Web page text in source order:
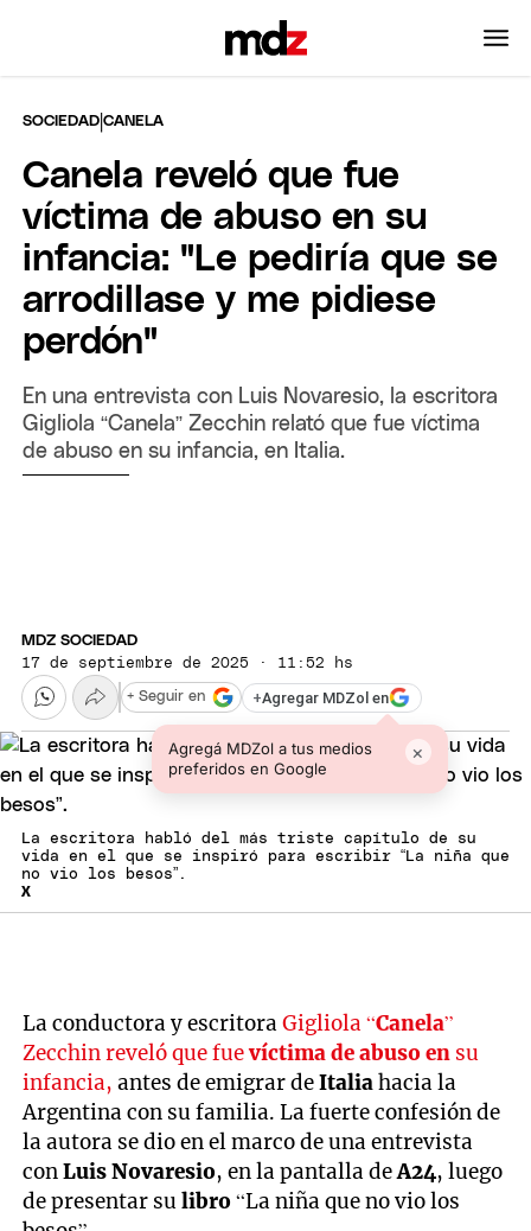
SOCIEDAD |CANELA
Canela reveló que fue
víctima de abuso en su
infancia: "Le pediría que se
arrodillase y me pidiese
perdón"
En una entrevista con Luis Novaresio, la escritora
Gigliola “Canela” Zecchin relató que fue víctima
de abuso en su infancia, en Italia.
MDZ SOCIEDAD
17 de septiembre de 2025 · 11:52 hs
+Agregar MDZol en
Agregá MDZol a tus medios
preferidos en Google
×
+ Seguir en
La escritora habló del más triste capítulo de su
vida en el que se inspiró para escribir “La niña que
no vio los besos”.
X
La conductora y escritoraGigliola “Canela”
Zecchin reveló que fuevíctima de abuso en su
infancia, antes de emigrar deItaliahacia la
Argentina con su familia. La fuerte confesión de
la autora se dio en el marco de una entrevista
conLuis Novaresio, en la pantalla deA24, luego
de presentar sulibro“La niña que no vio los